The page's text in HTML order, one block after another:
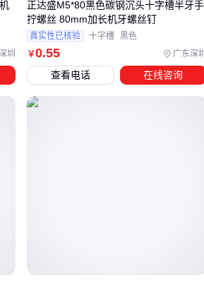
安装工具、防松方案和收纳系统。匹配
螺丝头滑牙，而 螺纹修复工具
孔。
景，防松剂比单纯依靠机械锁紧更可
适用于微小间隙填充，可拆卸型号则方便
圳 ￥0.55 广东深
正达盛M5*80黑色碳钢沉头十字槽半牙手
拧螺丝 80mm加长机牙螺丝钉
真实性已核验 十字槽 黑色
查看电话 在线咨询